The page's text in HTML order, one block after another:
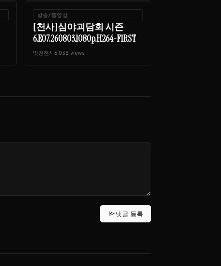
방송/동영상
[천사]심야괴담회 시즌
6.E07.260803.1080p.H264-F1RST
멋진천사6,038 views
send댓글 등록